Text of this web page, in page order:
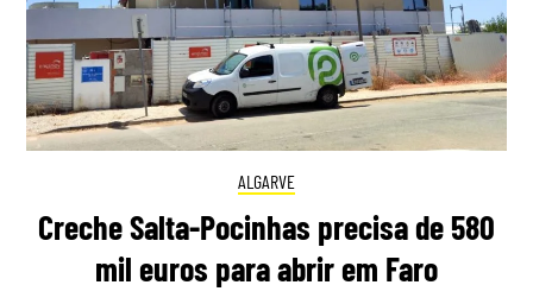
ALGARVE
Creche Salta-Pocinhas precisa de 580
mil euros para abrir em Faro